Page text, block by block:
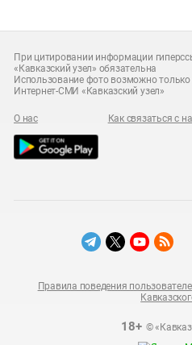
При цитировании информации
«Кавказский узел» обязательна
Использование фото возможно только
Интернет-СМИ «Кавказский узел»
О нас Как связаться с
18+©
Правила поведения